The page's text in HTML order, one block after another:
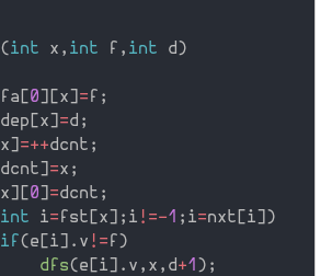
(int x , int f , int d)
fa [0] [x] = f ;
dep [x] =d ;
x] =++dcnt ;
dcnt] =x ;
x] [0] =dcnt ;
int i= fst [x] ; i !=-1 ; i=nxt [i] )
if (e [i] . v != f )
dfs(e [i] . v , x , d+1 ) ;